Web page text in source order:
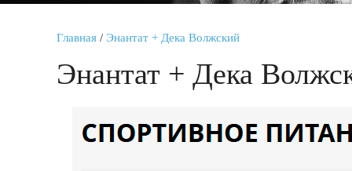
Главная / Энантат + Дека Волжский
Энантат + Дека